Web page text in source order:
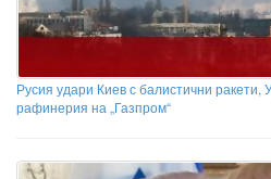
Русия удари Киев с балистични ракети,
рафинерия на „Газпром“